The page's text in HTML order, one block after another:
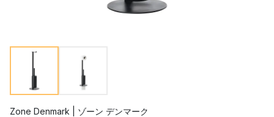
Zone Denmark | ゾーン デンマーク